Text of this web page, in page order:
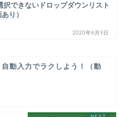
択できないドロップダウンリスト
り）
2020年6月9日
動入力でラクしよう！（動